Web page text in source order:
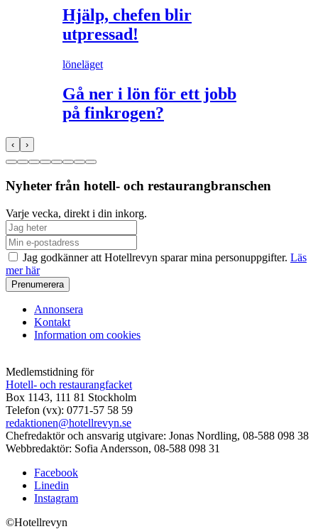
Hjälp, chefen blir
utpressad!
löneläget
Gå ner i lön för ett jobb
på finkrogen?
‹ ›
Nyheter från hotell- och restaurangbranschen
Varje vecka, direkt i din inkorg.
Jag godkänner att Hotellrevyn sparar mina personuppgifter. Läs
mer här
Annonsera
Kontakt
Information om cookies
Medlemstidning för
Hotell- och restaurangfacket
Box 1143, 111 81 Stockholm
Telefon (vx): 0771-57 58 59
redaktionen@hotellrevyn.se
Chefredaktör och ansvarig utgivare: Jonas Nordling, 08-588 098 38
Webbredaktör: Sofia Andersson, 08-588 098 31
Facebook
Linedin
Instagram
©Hotellrevyn